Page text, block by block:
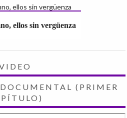
ellos sin vergüenza
(PRIMER